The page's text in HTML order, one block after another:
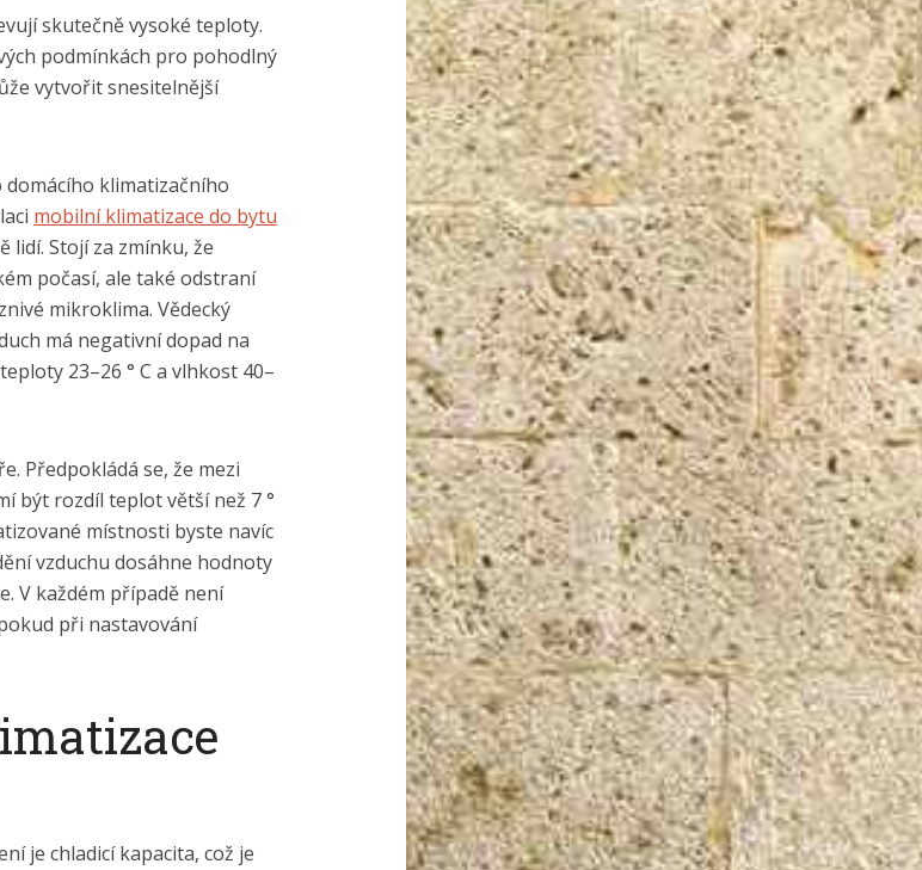
skutečně vysoké teploty.
podmínkách pro pohodlný
vytvořit snesitelnější
domácího klimatizačního
mobilní klimatizace do bytu
Stojí za zmínku, že
počasí, ale také odstraní
mikroklima. Vědecký
má negativní dopad na
23–26 ° C a vlhkost 40–
Předpokládá se, že mezi
být rozdíl teplot větší než 7 °
místnosti byste navíc
vzduchu dosáhne hodnoty
V každém případě není
při nastavování
je chladicí kapacita, což je